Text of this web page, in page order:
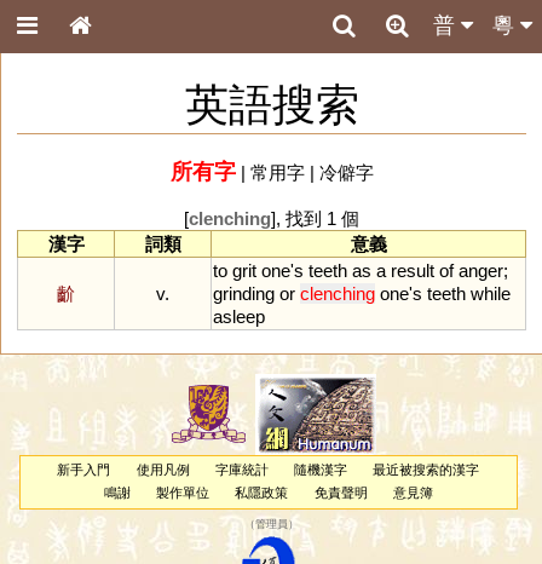
粵
普
英語搜索
所有字| 常用字| 冷僻字
[clenching], 找到 1 個
漢字
詞類 意義
齘 v.
to grit one's teeth as a result of anger;
grinding or clenching one's teeth while
asleep
新手入門 使用凡例 字庫統計 隨機漢字
最近被搜索的漢字
鳴謝
製作單位 私隱政策 免責聲明 意見簿
（管理員 ）